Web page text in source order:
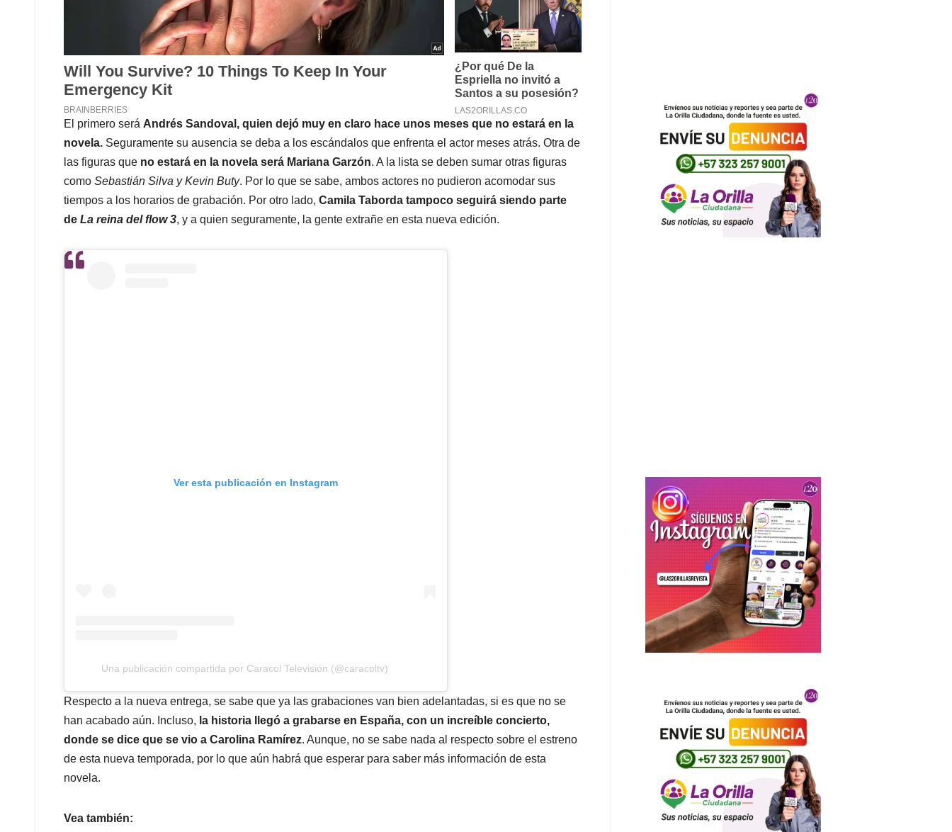
El primero será Andrés Sandoval, quien dejó muy en claro hace unos meses que no estará en la
novela. Seguramente su ausencia se deba a los escándalos que enfrenta el actor meses atrás. Otra de
las figuras que no estará en la novela será Mariana Garzón. A la lista se deben sumar otras figuras
como Sebastián Silva y Kevin Buty. Por lo que se sabe, ambos actores no pudieron acomodar sus
tiempos a los horarios de grabación. Por otro lado, Camila Taborda tampoco seguirá siendo parte
de La reina del flow 3, y a quien seguramente, la gente extrañe en esta nueva edición.
Ver esta publicación en Instagram
Una publicación compartida por Caracol Televisión (@caracoltv)
Respecto a la nueva entrega, se sabe que ya las grabaciones van bien adelantadas, si es que no se
han acabado aún. Incluso, la historia llegó a grabarse en España, con un increíble concierto,
donde se dice que se vio a Carolina Ramírez. Aunque, no se sabe nada al respecto sobre el estreno
de esta nueva temporada, por lo que aún habrá que esperar para saber más información de esta
novela.
Vea también: